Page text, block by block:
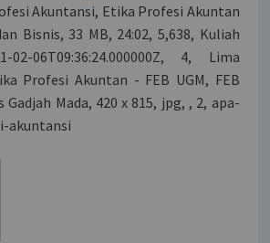
Akuntansi, Etika Profesi Akuntan
Bisnis, 33 MB, 24:02, 5,638, Kuliah
02-06T09:36:24.000000Z, 4, Lima
Profesi Akuntan - FEB UGM, FEB
Gadjah Mada, 420 x 815, jpg, , 2, apa-
akuntansi